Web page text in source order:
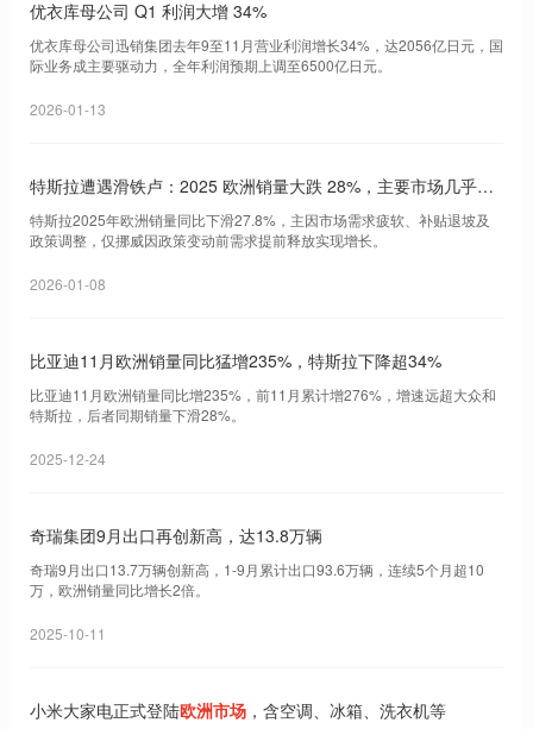
优衣库母公司 Q1 利润大增 34%
优衣库母公司迅销集团去年9至11月营业利润增长34%，达2056亿日元，国
际业务成主要驱动力，全年利润预期上调至6500亿日元。
2026-01-13
特斯拉遭遇滑铁卢：2025 欧洲销量大跌 28%，主要市场几乎全
军覆没
特斯拉2025年欧洲销量同比下滑27.8%，主因市场需求疲软、补贴退坡及
政策调整，仅挪威因政策变动前需求提前释放实现增长。
2026-01-08
比亚迪11月欧洲销量同比猛增235%，特斯拉下降超34%
比亚迪11月欧洲销量同比增235%，前11月累计增276%，增速远超大众和
特斯拉，后者同期销量下滑28%。
2025-12-24
奇瑞集团9月出口再创新高，达13.8万辆
奇瑞9月出口13.7万辆创新高，1-9月累计出口93.6万辆，连续5个月超10
万，欧洲销量同比增长2倍。
2025-10-11
小米大家电正式登陆欧洲市场 ，含空调、冰箱、洗衣机等